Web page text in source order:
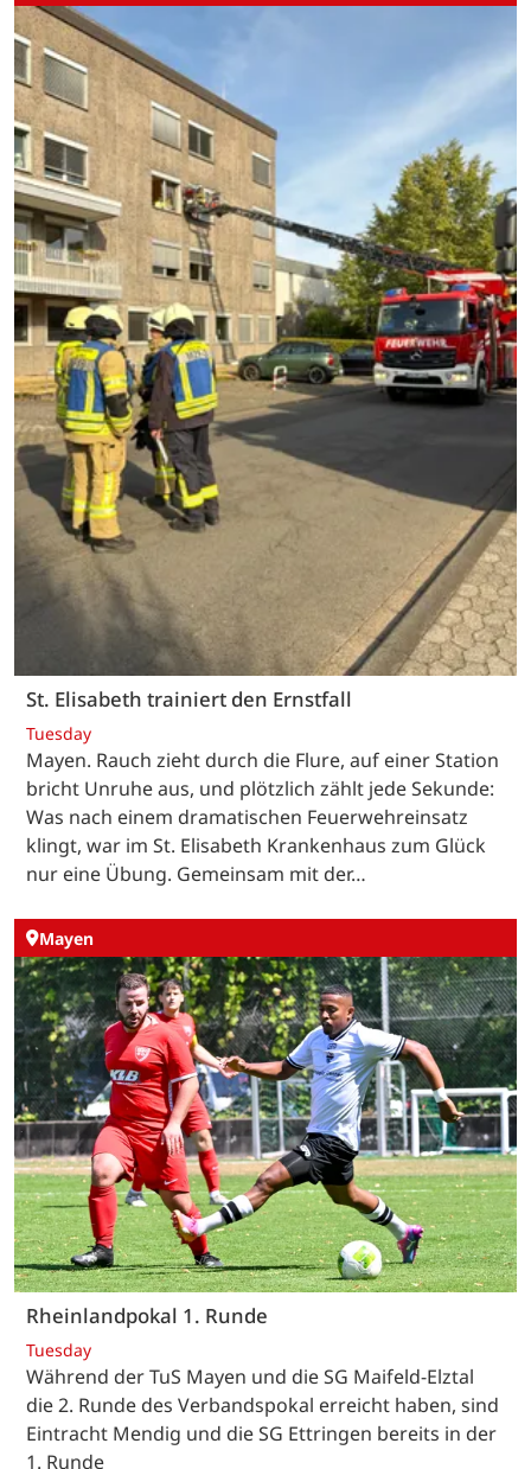
St. Elisabeth trainiert den Ernstfall
Tuesday
Mayen. Rauch zieht durch die Flure, auf einer Station
bricht Unruhe aus, und plötzlich zählt jede Sekunde:
Was nach einem dramatischen Feuerwehreinsatz
klingt, war im St. Elisabeth Krankenhaus zum Glück
nur eine Übung. Gemeinsam mit der…
Mayen
Rheinlandpokal 1. Runde
Tuesday
Während der TuS Mayen und die SG Maifeld-Elztal
die 2. Runde des Verbandspokal erreicht haben, sind
Eintracht Mendig und die SG Ettringen bereits in der
1. Runde